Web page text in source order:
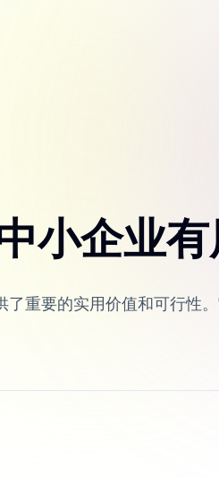
小企业有
重要的实用价值和可行性